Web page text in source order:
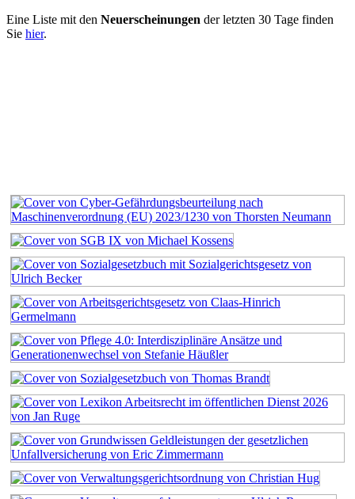
Eine Liste mit den Neuerscheinungen der letzten 30 Tage finden
Sie hier.